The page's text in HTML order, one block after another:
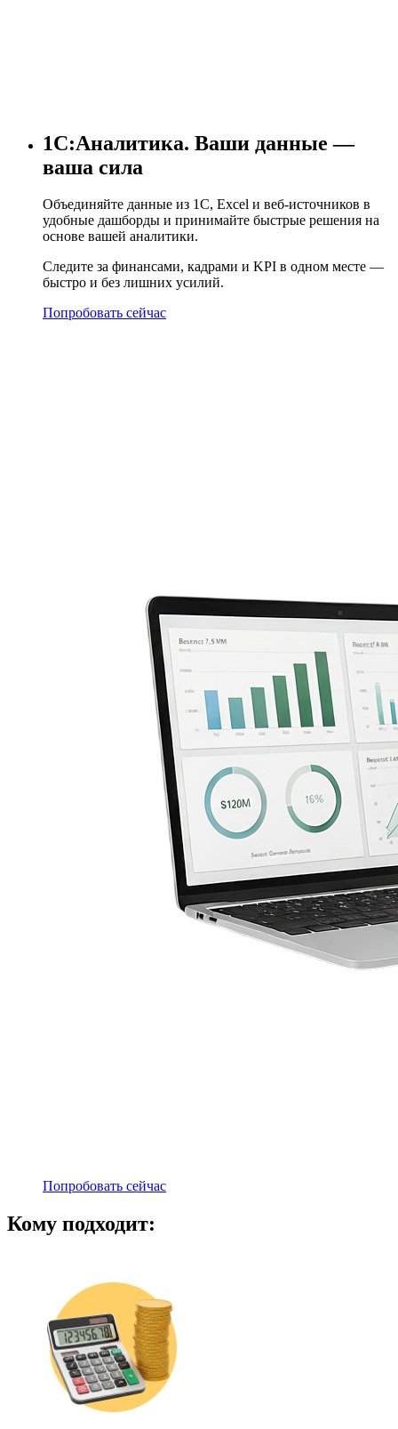
1С:Аналитика. Ваши данные —
ваша сила
Объединяйте данные из 1С, Excel и веб-источников в
удобные дашборды и принимайте быстрые решения на
основе вашей аналитики.
Следите за финансами, кадрами и KPI в одном месте —
быстро и без лишних усилий.
Попробовать сейчас
Попробовать сейчас
Кому подходит: